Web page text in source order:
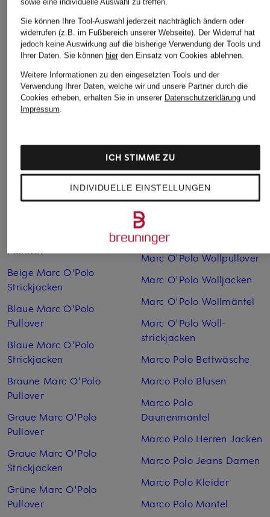
lilienfels
Marlenenhose
ANTON aus Leinen
CHF 139
Ursprünglich:CHF 179
SoSUE
Bootcut-Hose
JOANNA aus Leinen
CHF 159
Ursprünglich:CHF 219
ARMEDANGELS
Marlenehose
HIMAARI
CHF 65
Ursprünglich:CHF 109
Pullover
Beige Marc O'Polo
Strickjacken
Blaue Marc O'Polo
Pullover
Blaue Marc O'Polo
Strickjacken
Braune Marc O'Polo
Pullover
Graue Marc O'Polo
Pullover
Graue Marc O'Polo
Strickjacken
Grüne Marc O'Polo
Pullover
Marc O'Polo Taschen
Marc O'Polo Wollpullover
Marc O'Polo Woll­jacken
Marc O'Polo Woll­mäntel
Marc O'Polo Woll­
strickjacken
Marco Polo Bettwäsche
Marco Polo Blusen
Marco Polo
Daunenmantel
Marco Polo Herren Jacken
Marco Polo Jeans Damen
Marco Polo Kleider
Marco Polo Mantel
sowie eine individuelle Auswahl zu treffen.
Sie können Ihre Tool-Auswahl jederzeit nachträglich ändern oder
widerrufen (z.B. im Fußbereich unserer Webseite). Der Widerruf hat
jedoch keine Auswirkung auf die bisherige Verwendung der Tools und
Ihrer Daten. Sie können hierden Einsatz von Cookies ablehnen.
Weitere Informationen zu den eingesetzten Tools und der
Verwendung Ihrer Daten, welche wir und unsere Partner durch die
Cookies erheben, erhalten Sie in unserer Datenschutzerklärungund
Impressum.
INDIVIDUELLE EINSTELLUNGEN
ICH STIMME ZU